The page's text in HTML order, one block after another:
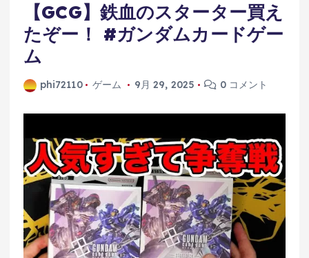
【GCG】鉄血のスターター買え
たぞー！ #ガンダムカードゲー
ム
phi72110 ゲーム 9月 29, 2025 0 コメント